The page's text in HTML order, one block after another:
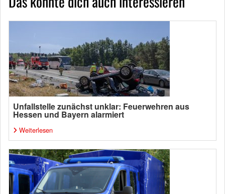
Unfallstelle zunächst unklar: Feuerwehren aus
Hessen und Bayern alarmiert
Weiterlesen